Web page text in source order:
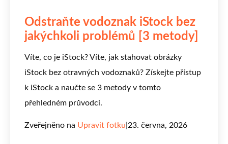
Odstraňte vodoznak iStock bez
jakýchkoli problémů [3 metody]
Víte, co je iStock? Víte, jak stahovat obrázky
iStock bez otravných vodoznaků? Získejte přístup
k iStock a naučte se 3 metody v tomto
přehledném průvodci.
Zveřejněno na Upravit fotku 23. června, 2026